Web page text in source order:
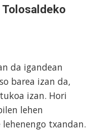
da igandean
barea izan da,
izan. Hori
lehen
txandan.